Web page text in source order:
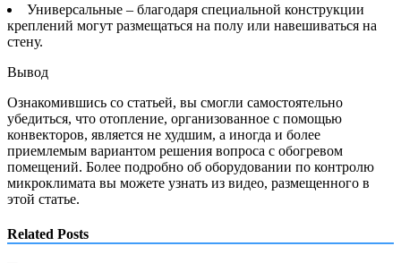
Универсальные – благодаря специальной конструкции
креплений могут размещаться на полу или навешиваться на
стену.
Вывод
Ознакомившись со статьей, вы смогли самостоятельно
убедиться, что отопление, организованное с помощью
конвекторов, является не худшим, а иногда и более
приемлемым вариантом решения вопроса с обогревом
помещений. Более подробно об оборудовании по контролю
микроклимата вы можете узнать из видео, размещенного в
этой статье.
Related Posts